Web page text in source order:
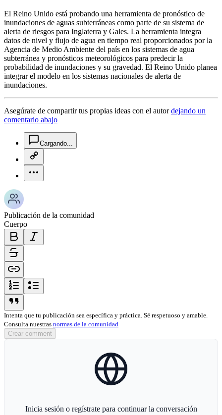
El Reino Unido está probando una herramienta de pronóstico de
inundaciones de aguas subterráneas como parte de su sistema de
alerta de riesgos para Inglaterra y Gales. La herramienta integra
datos de nivel y flujo de agua en tiempo real proporcionados por la
Agencia de Medio Ambiente del país en los sistemas de agua
subterránea y pronósticos meteorológicos para predecir la
probabilidad de inundaciones y su gravedad. El Reino Unido planea
integrar el modelo en los sistemas nacionales de alerta de
inundaciones.
Asegúrate de compartir tus propias ideas con el autordejando un
comentario abajo
Cargando...
Publicación de la comunidad
Cuerpo
bold-icon
link-icon
ordered-list-icon
Intenta que tu publicación sea específica y práctica. Sé respetuoso y amable.
Consulta nuestras normas de la comunidad
Crear comment
Inicia sesión o regístrate para continuar la conversación